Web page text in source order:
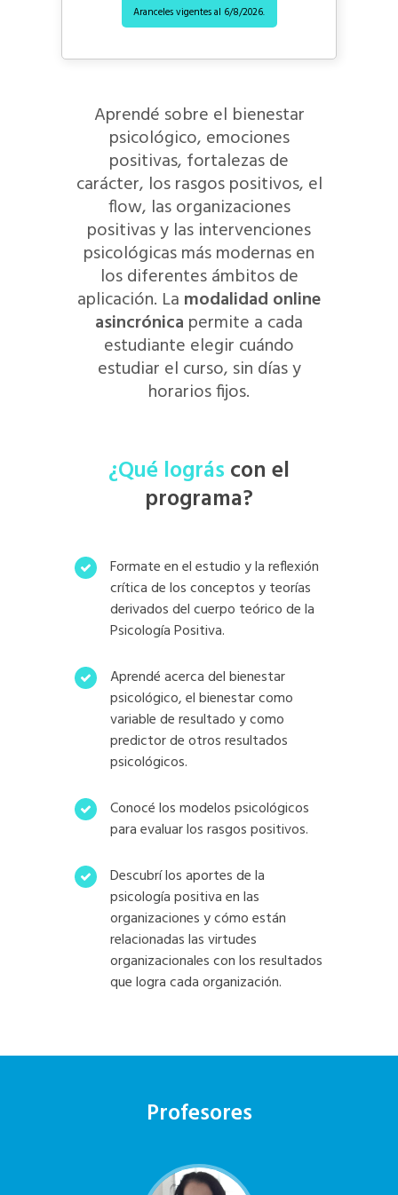
Aranceles vigentes al 6/8/2026.
Aprendé sobre el bienestar
psicológico, emociones
positivas, fortalezas de
carácter, los rasgos positivos, el
flow, las organizaciones
positivas y las intervenciones
psicológicas más modernas en
los diferentes ámbitos de
aplicación. La modalidad online
asincrónica permite a cada
estudiante elegir cuándo
estudiar el curso, sin días y
horarios fijos.
¿Qué lográs con el
programa?
Formate en el estudio y la reflexión
crítica de los conceptos y teorías
derivados del cuerpo teórico de la
Psicología Positiva.
Aprendé acerca del bienestar
psicológico, el bienestar como
variable de resultado y como
predictor de otros resultados
psicológicos.
Conocé los modelos psicológicos
para evaluar los rasgos positivos.
Descubrí los aportes de la
psicología positiva en las
organizaciones y cómo están
relacionadas las virtudes
organizacionales con los resultados
que logra cada organización.
Profesores